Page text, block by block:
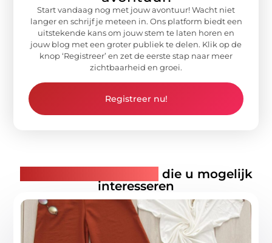
Start vandaag nog met jouw avontuur! Wacht niet
langer en schrijf je meteen in. Ons platform biedt een
uitstekende kans om jouw stem te laten horen en
jouw blog met een groter publiek te delen. Klik op de
knop ‘Registreer’ en zet de eerste stap naar meer
zichtbaarheid en groei.
Registreer nu!
die u mogelijk
interesseren